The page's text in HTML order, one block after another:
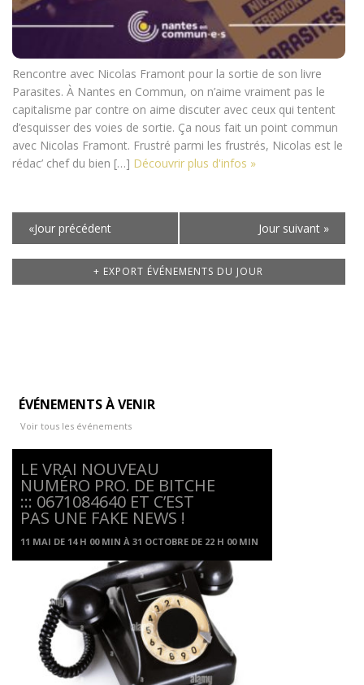
Rencontre avec Nicolas Framont pour la sortie de son livre
Parasites. À Nantes en Commun, on n’aime vraiment pas le
capitalisme par contre on aime discuter avec ceux qui tentent
d’esquisser des voies de sortie. Ça nous fait un point commun
avec Nicolas Framont. Frustré parmi les frustrés, Nicolas est le
rédac’ chef du bien […] Découvrir plus d'infos »
Navigation
par
«Jour précédent Jour suivant »
+ EXPORT ÉVÉNEMENTS DU JOUR
ÉVÉNEMENTS À VENIR
Voir tous les événements
LE VRAI NOUVEAU
NUMÉRO PRO. DE BITCHE
::: 0671084640 ET C’EST
PAS UNE FAKE NEWS !
11 MAI DE 14 H 00 MIN À 31 OCTOBRE DE 22 H 00 MIN